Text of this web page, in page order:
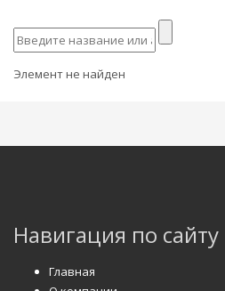
Элемент не найден
Навигация по сайту
Главная